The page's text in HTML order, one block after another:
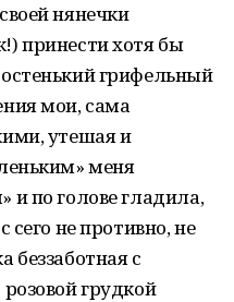
нянечки
принести хотя бы
грифельный
мои, сама
утешая и
меня
и по голове гладила,
сего не противно, не
беззаботная с
грудкой